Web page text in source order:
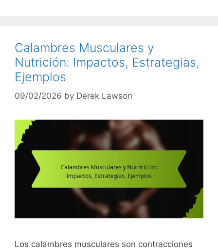
Calambres Musculares y
Nutrición: Impactos, Estrategias,
Ejemplos
09/02/2026 by Derek Lawson
Los calambres musculares son contracciones